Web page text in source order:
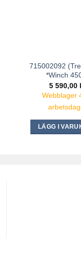
715002092
*Winch
5 590,00
Webblager
LÄGG I